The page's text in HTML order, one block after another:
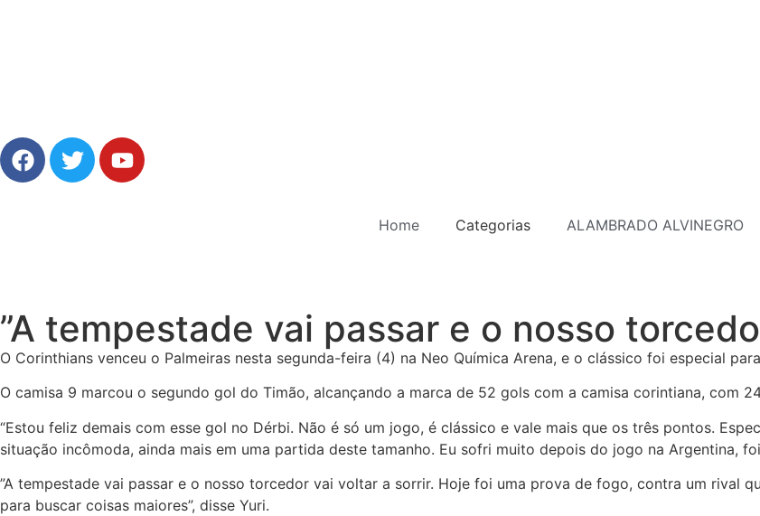
Home Categorias ALAMBRADO ALVINEGRO
”A tempestade vai passar e o nosso
O Corinthians venceu o Palmeiras nesta segunda-feira (4) na Neo Química Arena, e o clássico foi especial
O camisa 9 marcou o segundo gol do Timão, alcançando a marca de 52 gols com a camisa corintiana, com
“Estou feliz demais com esse gol no Dérbi. Não é só um jogo, é clássico e vale mais que os três pontos.
situação incômoda, ainda mais em uma partida deste tamanho. Eu sofri muito depois do jogo na Argentina,
”A tempestade vai passar e o nosso torcedor vai voltar a sorrir. Hoje foi uma prova de fogo, contra um rival
para buscar coisas maiores”, disse Yuri.